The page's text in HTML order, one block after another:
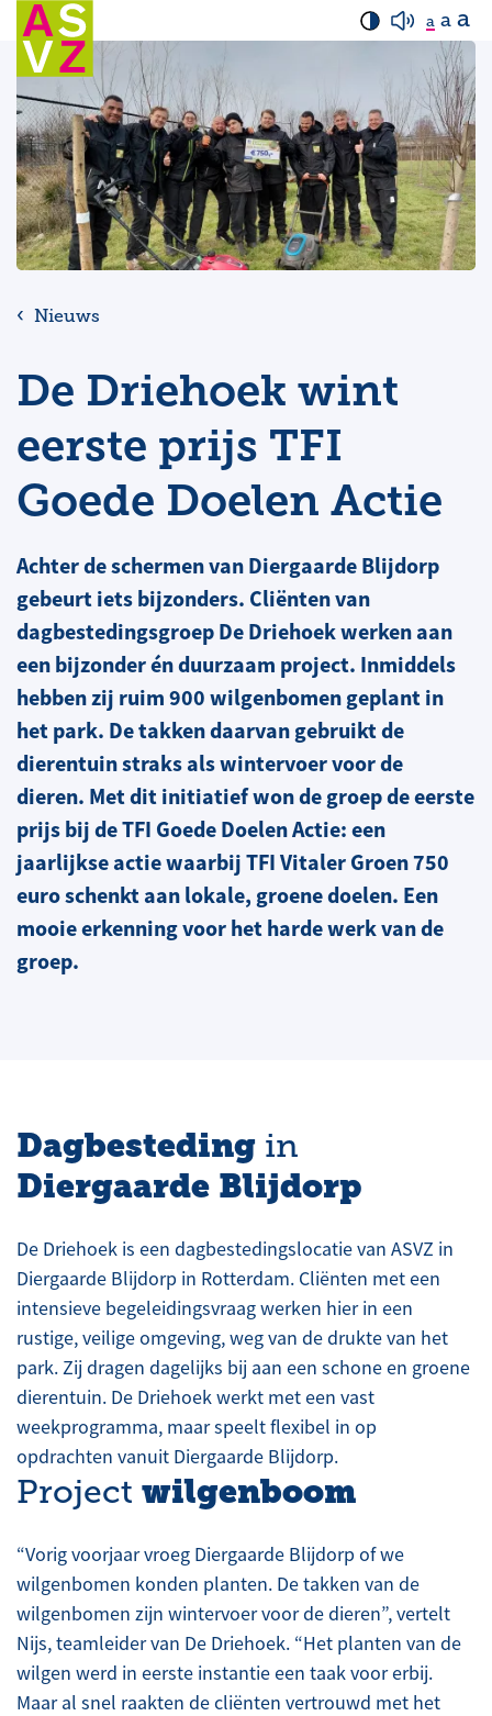
a a a
Nieuws
De Driehoek wint
eerste prijs TFI
Goede Doelen Actie
Achter de schermen van Diergaarde Blijdorp
gebeurt iets bijzonders. Cliënten van
dagbestedingsgroep De Driehoek werken aan
een bijzonder én duurzaam project. Inmiddels
hebben zij ruim 900 wilgenbomen geplant in
het park. De takken daarvan gebruikt de
dierentuin straks als wintervoer voor de
dieren. Met dit initiatief won de groep de eerste
prijs bij de TFI Goede Doelen Actie: een
jaarlijkse actie waarbij TFI Vitaler Groen 750
euro schenkt aan lokale, groene doelen. Een
mooie erkenning voor het harde werk van de
groep.
Dagbesteding in
Diergaarde Blijdorp
De Driehoek is een dagbestedingslocatie van ASVZ in
Diergaarde Blijdorp in Rotterdam. Cliënten met een
intensieve begeleidingsvraag werken hier in een
rustige, veilige omgeving, weg van de drukte van het
park. Zij dragen dagelijks bij aan een schone en groene
dierentuin. De Driehoek werkt met een vast
weekprogramma, maar speelt flexibel in op
opdrachten vanuit Diergaarde Blijdorp.
Project wilgenboom
“Vorig voorjaar vroeg Diergaarde Blijdorp of we
wilgenbomen konden planten. De takken van de
wilgenbomen zijn wintervoer voor de dieren”, vertelt
Nijs, teamleider van De Driehoek. “Het planten van de
wilgen werd in eerste instantie een taak voor erbij.
Maar al snel raakten de cliënten vertrouwd met het